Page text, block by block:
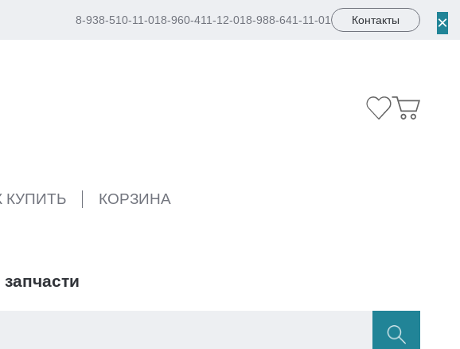
8-938-510-11-018-960-411-12-018-988-641-11-01 Контакты
КУПИТЬ КОРЗИНА
×